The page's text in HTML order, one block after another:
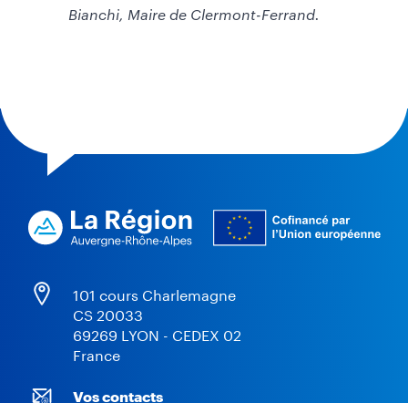
Bianchi, Maire de Clermont-Ferrand.
101 cours Charlemagne
CS 20033
69269 LYON - CEDEX 02
France
Vos contacts